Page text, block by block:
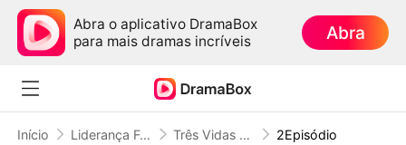
Abra o aplicativo DramaBox
para mais dramas incríveis
Abra
Início Liderança Feminina Três Vidas para Consertar Um Erro: As Irmãs que Abandonam o Luxo 2Episódio